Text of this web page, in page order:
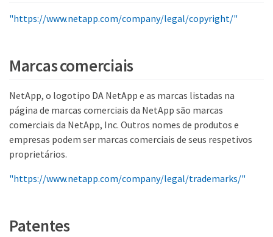
"https://www.netapp.com/company/legal/copyright/"
Marcas comerciais
NetApp, o logotipo DA NetApp e as marcas listadas na
página de marcas comerciais da NetApp são marcas
comerciais da NetApp, Inc. Outros nomes de produtos e
empresas podem ser marcas comerciais de seus respetivos
proprietários.
"https://www.netapp.com/company/legal/trademarks/"
Patentes